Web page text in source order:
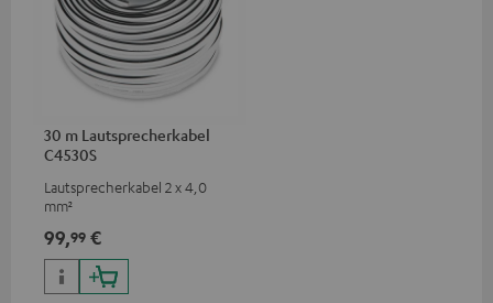
30 m Lautsprecherkabel
C4530S
Lautsprecherkabel 2 x 4,0
mm²
99,99 €